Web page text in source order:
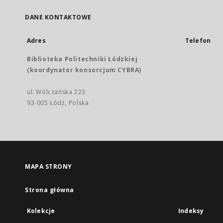
DANE KONTAKTOWE
Adres
Biblioteka Politechniki Łódzkiej
(koordynator konsorcjum CYBRA)
ul. Wólczańska 223
93-005 Łódź, Polska
Telefon
MAPA STRONY
Strona główna
Kolekcje Indeksy